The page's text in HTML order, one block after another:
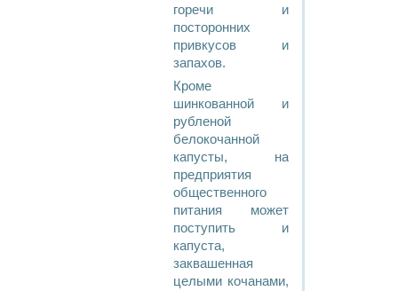
горечи и
посторонних
привкусов и
запахов.
Кроме
шинкованной и
рубленой
белокочанной
капусты, на
предприятия
общественного
питания может
поступить и
капуста,
заквашенная
целыми кочанами,